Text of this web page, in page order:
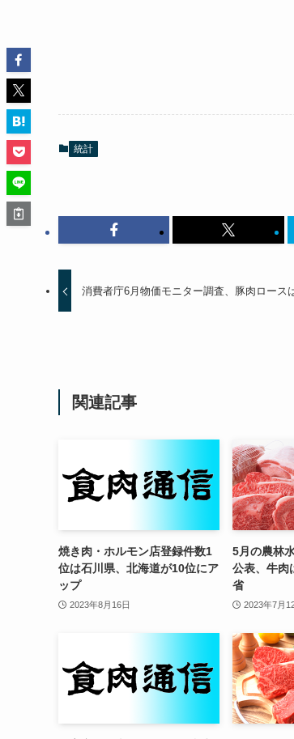
統計
消費者庁6月物価モニター調査、豚肉ロース
関連記事
焼き肉・ホルモン店登録件数1
位は石川県、北海道が10位にア
ップ
2023年8月16日
5月の農林
公表、牛
省
2023年7月